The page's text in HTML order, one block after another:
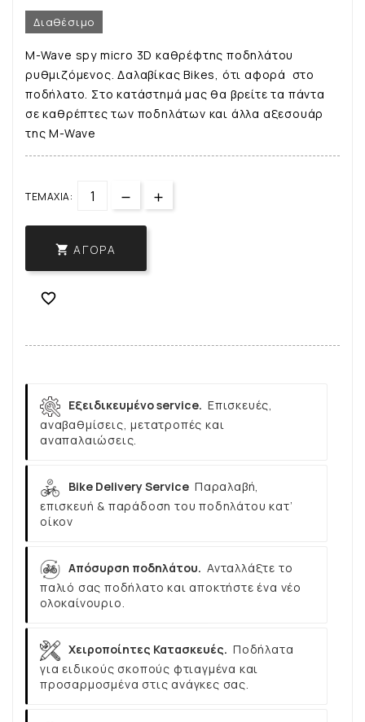
Διαθέσιμο
M-Wave spy micro 3D καθρέφτης ποδηλάτου
ρυθμιζόμενος. Δαλαβίκας Bikes, ότι αφορά στο
ποδήλατο. Στο κατάστημά μας θα βρείτε τα πάντα
σε καθρέπτες των ποδηλάτων και άλλα αξεσουάρ
της M-Wave
ΤΕΜΆΧΙΑ:
 ΑΓΟΡΆ

Εξειδικευμένο service. Επισκευές,
αναβαθμίσεις, μετατροπές και
αναπαλαιώσεις.
Bike Delivery Service Παραλαβή,
επισκευή & παράδοση του ποδηλάτου κατ’
οίκον
Απόσυρση ποδηλάτου. Ανταλλάξτε το
παλιό σας ποδήλατο και αποκτήστε ένα νέο
ολοκαίνουριο.
Χειροποίητες Κατασκευές. Ποδήλατα
για ειδικούς σκοπούς φτιαγμένα και
προσαρμοσμένα στις ανάγκες σας.